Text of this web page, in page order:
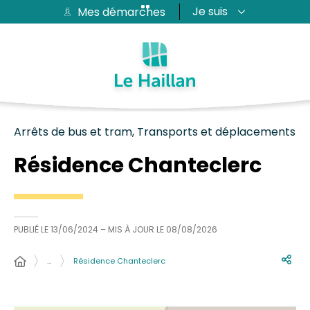
Aide et accessibilité
Passer au menu
Passer au contenuMes démarches Je suis
Arrêts de bus et tram, Transports et déplacements
Résidence Chanteclerc
PUBLIÉ LE13/06/2024 – MIS À JOUR LE 08/08/2026
… Résidence Chanteclerc